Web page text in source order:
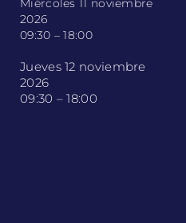
Miércoles 11 noviembre
2026
09:30 – 18:00
Jueves 12 noviembre
2026
09:30 – 18:00